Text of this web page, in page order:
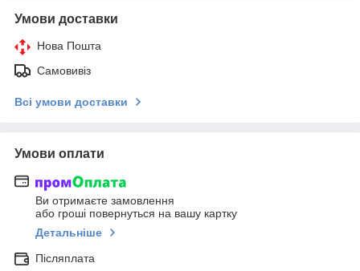
Умови доставки
Нова Пошта
Самовивіз
Всі умови доставки
Умови оплати
Ви отримаєте замовлення
або гроші повернуться на вашу картку
Детальніше
Післяплата